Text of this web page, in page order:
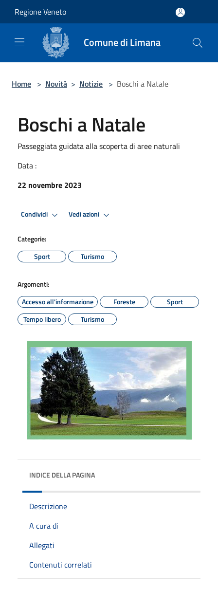
Regione Veneto
Comune di Limana
Home > Novità > Notizie > Boschi a Natale
Boschi a Natale
Passeggiata guidata alla scoperta di aree naturali
Data :
22 novembre 2023
Condividi Vedi azioni
Categorie:
Sport
Turismo
Argomenti:
Accesso all'informazione
Foreste
Sport
Tempo libero
Turismo
INDICE DELLA PAGINA
Descrizione
A cura di
Allegati
Contenuti correlati